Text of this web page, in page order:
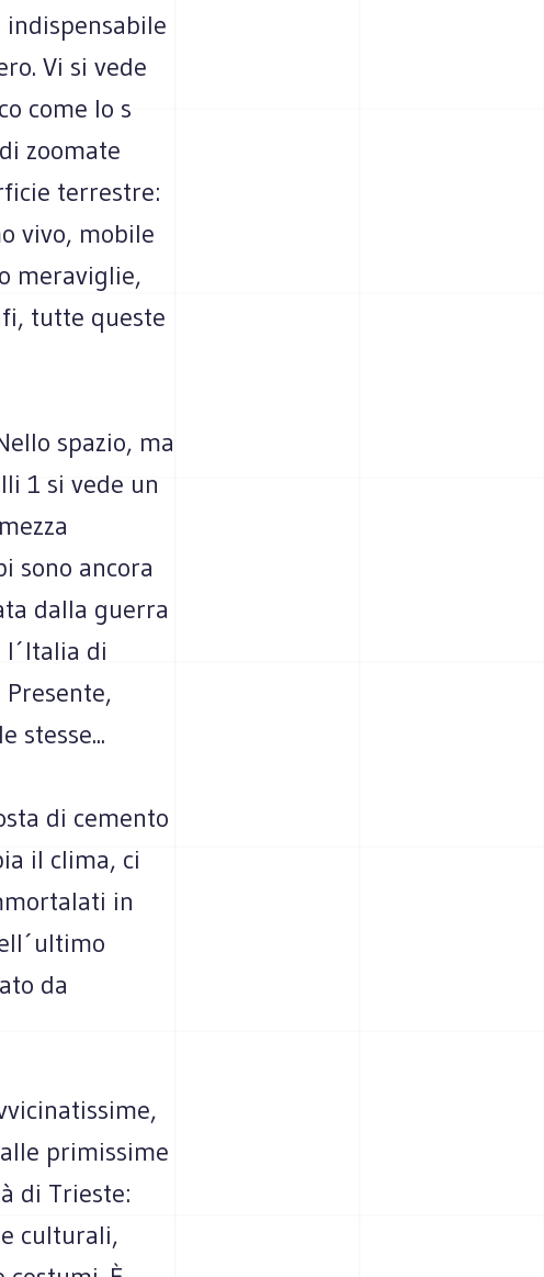
Vi si vede
come lo s
zoomate
terrestre:
vivo, mobile
meraviglie,
tutte queste
spazio, ma
1 si vede un
sono ancora
dalla guerra
di
stesse...
di cemento
il clima, ci
in
da
primissime
di Trieste:
culturali,